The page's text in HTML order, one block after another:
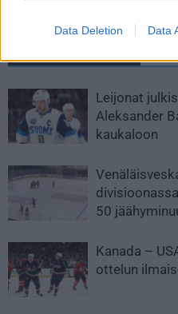
Data Deletion Data
Leijonat
Aleksander
kaukaloon
50
Kanada –
ottelun